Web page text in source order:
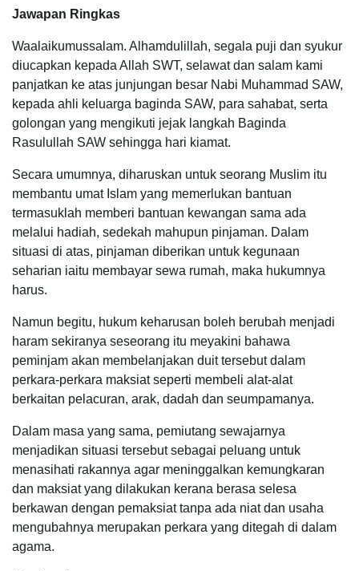
Jawapan Ringkas
Waalaikumussalam. Alhamdulillah, segala puji dan syukur
diucapkan kepada Allah SWT, selawat dan salam kami
panjatkan ke atas junjungan besar Nabi Muhammad SAW,
kepada ahli keluarga baginda SAW, para sahabat, serta
golongan yang mengikuti jejak langkah Baginda
Rasulullah SAW sehingga hari kiamat.
Secara umumnya, diharuskan untuk seorang Muslim itu
membantu umat Islam yang memerlukan bantuan
termasuklah memberi bantuan kewangan sama ada
melalui hadiah, sedekah mahupun pinjaman. Dalam
situasi di atas, pinjaman diberikan untuk kegunaan
seharian iaitu membayar sewa rumah, maka hukumnya
harus.
Namun begitu, hukum keharusan boleh berubah menjadi
haram sekiranya seseorang itu meyakini bahawa
peminjam akan membelanjakan duit tersebut dalam
perkara-perkara maksiat seperti membeli alat-alat
berkaitan pelacuran, arak, dadah dan seumpamanya.
Dalam masa yang sama, pemiutang sewajarnya
menjadikan situasi tersebut sebagai peluang untuk
menasihati rakannya agar meninggalkan kemungkaran
dan maksiat yang dilakukan kerana berasa selesa
berkawan dengan pemaksiat tanpa ada niat dan usaha
mengubahnya merupakan perkara yang ditegah di dalam
agama.